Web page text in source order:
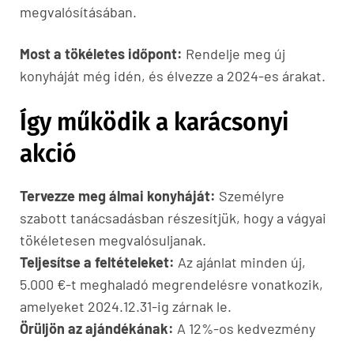
megvalósításában.
Most a tökéletes időpont: Rendelje meg új
konyháját még idén, és élvezze a 2024-es árakat.
Így működik a karácsonyi
akció
Tervezze meg álmai konyháját: Személyre
szabott tanácsadásban részesítjük, hogy a vágyai
tökéletesen megvalósuljanak.
Teljesítse a feltételeket: Az ajánlat minden új,
5.000 €-t meghaladó megrendelésre vonatkozik,
amelyeket 2024.12.31-ig zárnak le.
Örüljön az ajándékának: A 12%-os kedvezmény